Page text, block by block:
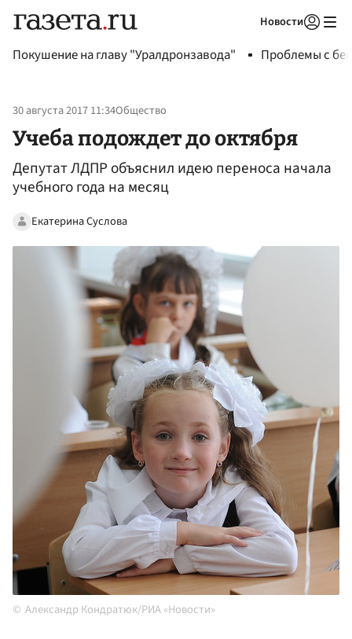
Новости
Покушение на главу "Уралдронзавода" Проблемы с
30 августа 2017 11:34Общество
Учеба подождет до октября
Депутат ЛДПР объяснил идею переноса начала
учебного года на месяц‍
Екатерина Суслова
Александр Кондратюк/РИА «Новости»